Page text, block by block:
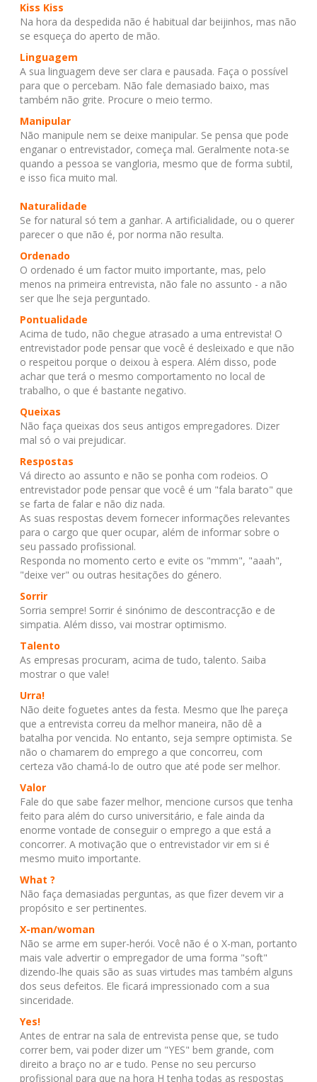
Kiss Kiss
Na hora da despedida não é habitual dar beijinhos, mas não
se esqueça do aperto de mão.
Linguagem
A sua linguagem deve ser clara e pausada. Faça o possível
para que o percebam. Não fale demasiado baixo, mas
também não grite. Procure o meio termo.
Manipular
Não manipule nem se deixe manipular. Se pensa que pode
enganar o entrevistador, começa mal. Geralmente nota-se
quando a pessoa se vangloria, mesmo que de forma subtil,
e isso fica muito mal.
Naturalidade
Se for natural só tem a ganhar. A artificialidade, ou o querer
parecer o que não é, por norma não resulta.
Ordenado
O ordenado é um factor muito importante, mas, pelo
menos na primeira entrevista, não fale no assunto - a não
ser que lhe seja perguntado.
Pontualidade
Acima de tudo, não chegue atrasado a uma entrevista! O
entrevistador pode pensar que você é desleixado e que não
o respeitou porque o deixou à espera. Além disso, pode
achar que terá o mesmo comportamento no local de
trabalho, o que é bastante negativo.
Queixas
Não faça queixas dos seus antigos empregadores. Dizer
mal só o vai prejudicar.
Respostas
Vá directo ao assunto e não se ponha com rodeios. O
entrevistador pode pensar que você é um "fala barato" que
se farta de falar e não diz nada.
As suas respostas devem fornecer informações relevantes
para o cargo que quer ocupar, além de informar sobre o
seu passado profissional.
Responda no momento certo e evite os "mmm", "aaah",
"deixe ver" ou outras hesitações do género.
Sorrir
Sorria sempre! Sorrir é sinónimo de descontracção e de
simpatia. Além disso, vai mostrar optimismo.
Talento
As empresas procuram, acima de tudo, talento. Saiba
mostrar o que vale!
Urra!
Não deite foguetes antes da festa. Mesmo que lhe pareça
que a entrevista correu da melhor maneira, não dê a
batalha por vencida. No entanto, seja sempre optimista. Se
não o chamarem do emprego a que concorreu, com
certeza vão chamá-lo de outro que até pode ser melhor.
Valor
Fale do que sabe fazer melhor, mencione cursos que tenha
feito para além do curso universitário, e fale ainda da
enorme vontade de conseguir o emprego a que está a
concorrer. A motivação que o entrevistador vir em si é
mesmo muito importante.
What ?
Não faça demasiadas perguntas, as que fizer devem vir a
propósito e ser pertinentes.
X-man/woman
Não se arme em super-herói. Você não é o X-man, portanto
mais vale advertir o empregador de uma forma "soft"
dizendo-lhe quais são as suas virtudes mas também alguns
dos seus defeitos. Ele ficará impressionado com a sua
sinceridade.
Yes!
Antes de entrar na sala de entrevista pense que, se tudo
correr bem, vai poder dizer um "YES" bem grande, com
direito a braço no ar e tudo. Pense no seu percurso
profissional para que na hora H tenha todas as respostas